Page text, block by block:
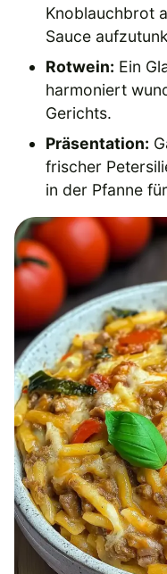
Knoblauchbrot
Sauce
Rotwein: Ein
harmoniert
Gerichts.
Präsentation:
frischer
in der Pfanne